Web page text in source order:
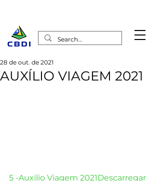
AUXÍLIO VIAGEM 2021
28 de out. de 2021
5 -Auxilio Viagem 2021Descarregar